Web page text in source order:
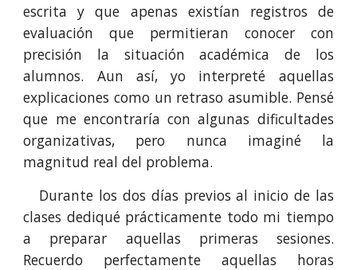
escrita y que apenas existían registros de
evaluación que permitieran conocer con
precisión la situación académica de los
alumnos. Aun así, yo interpreté aquellas
explicaciones como un retraso asumible. Pensé
que me encontraría con algunas dificultades
organizativas, pero nunca imaginé la
magnitud real del problema.
Durante los dos días previos al inicio de las
clases dediqué prácticamente todo mi tiempo
a preparar aquellas primeras sesiones.
Recuerdo perfectamente aquellas horas